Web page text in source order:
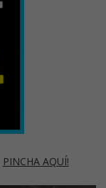
PINCHA AQUÍ!